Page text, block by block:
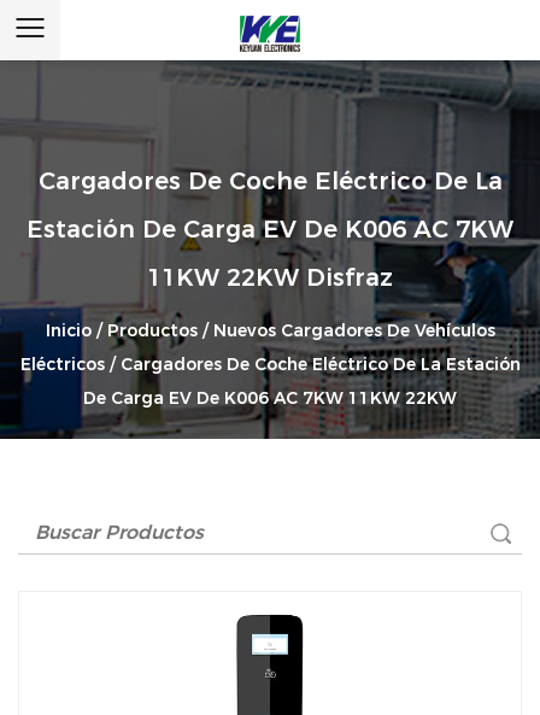
Cargadores De Coche Eléctrico De La
Estación De Carga EV De K006 AC 7KW
11KW 22KW Disfraz
Inicio/ Productos/ Nuevos Cargadores De Vehículos
Eléctricos/ Cargadores De Coche Eléctrico De La Estación
De Carga EV De K006 AC 7KW 11KW 22KW